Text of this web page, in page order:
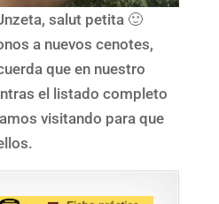
salut petita 🙂
a nuevos cenotes,
que en nuestro
el listado completo
visitando para que